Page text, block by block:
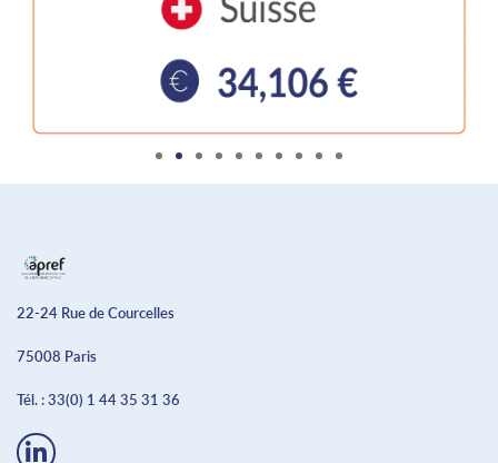
22-24 Rue de Courcelles
75008 Paris
Tél. :33(0) 1 44 35 31 36